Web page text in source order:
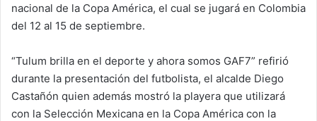
nacional de la Copa América, el cual se jugará en Colombia
del 12 al 15 de septiembre.
“Tulum brilla en el deporte y ahora somos GAF7” refirió
durante la presentación del futbolista, el alcalde Diego
Castañón quien además mostró la playera que utilizará
con la Selección Mexicana en la Copa América con la